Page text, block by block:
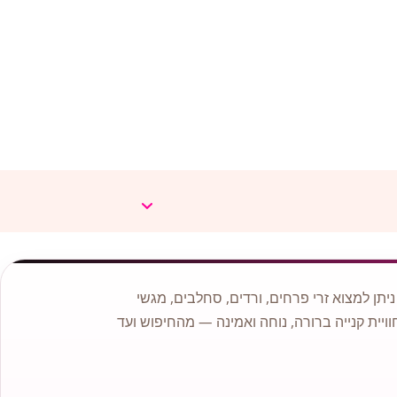
למצוא זרי פרחים, ורדים, סחלבים, מגשי
קנייה ברורה, נוחה ואמינה — מהחיפוש ועד